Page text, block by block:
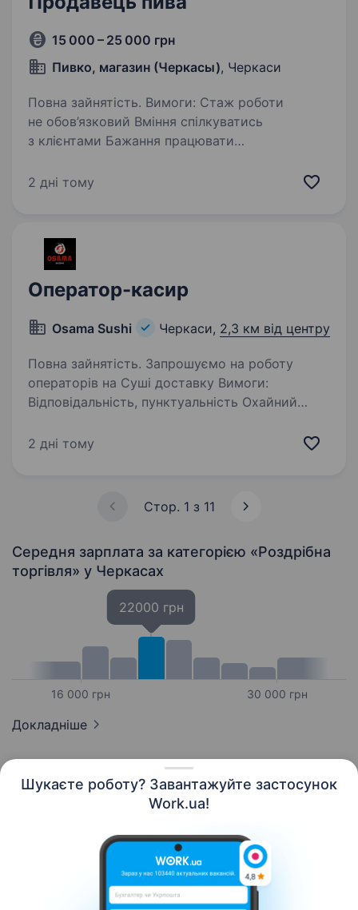
Шукаєте роботу? Завантажуйте застосунок
Work.ua!
та уважність Бажання…
15 000 – 25 000 грн
Пивко, магазин (Черкасы), Черкаси
Повна зайнятість. Вимоги: Стаж роботи
не обов’язковий Вміння спілкуватись
з клієнтами Бажання працювати
Обов’язки: обслуговування клієнтів 0 (68) 816
2 дні тому
Оператор-касир
Osama Sushi Черкаси, 2,3 км від центру
Повна зайнятість. Запрошуємо на роботу
операторів на Суші доставку Вимоги:
Відповідальність, пунктуальність Охайний
замовлення по телефону та в соц мережах
2 дні тому
Стор. 1 з 11
Середня зарплата за категорією «Роздрібна
торгівля» у Черкасах
16 000 грн
22000 грн
30 000 грн
Докладніше